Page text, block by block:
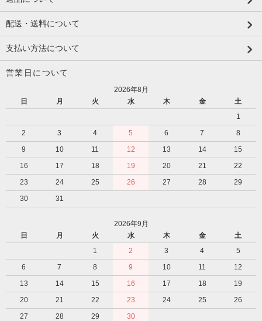
配送・送料について
支払い方法について
営業日について
2026年8月
日
月 火 水 木 金
土
1
2
3 4 5 6 7
8
9
10 11 12 13 14
15
16
17 18 19 20 21
22
23
24 25 26 27 28
29
30
31
2026年9月
日
月 火 水 木 金
土
1
2 3 4
5
6
7 8 9 10 11
12
13
14 15 16 17 18
19
20
21 22 23 24 25
26
27
28 29 30